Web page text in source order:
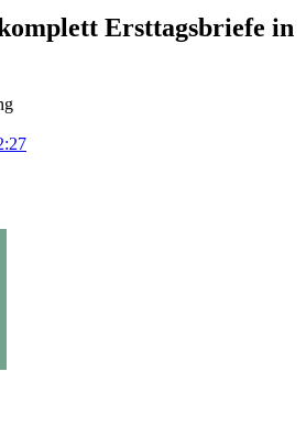
Ersttagsbriefe in